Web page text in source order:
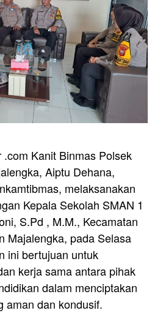
Kanit Binmas Polsek
Aiptu Dehana,
melaksanakan
Kepala Sekolah SMAN 1
S.Pd , M.M., Kecamatan
Majalengka, pada Selasa
ini bertujuan untuk
kerja sama antara pihak
dalam menciptakan
aman dan kondusif.